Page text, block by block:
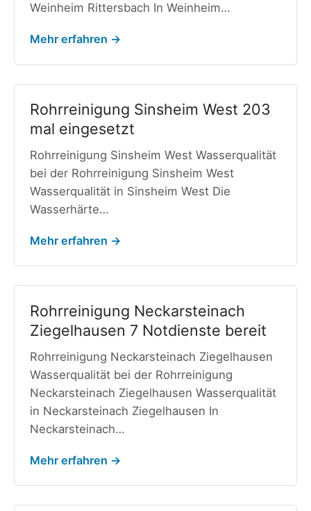
Weinheim Rittersbach In Weinheim…
Mehr erfahren →
Rohrreinigung Sinsheim West 203
mal eingesetzt
Rohrreinigung Sinsheim West Wasserqualität
bei der Rohrreinigung Sinsheim West
Wasserqualität in Sinsheim West Die
Wasserhärte…
Mehr erfahren →
Rohrreinigung Neckarsteinach
Ziegelhausen 7 Notdienste bereit
Rohrreinigung Neckarsteinach Ziegelhausen
Wasserqualität bei der Rohrreinigung
Neckarsteinach Ziegelhausen Wasserqualität
in Neckarsteinach Ziegelhausen In
Neckarsteinach…
Mehr erfahren →